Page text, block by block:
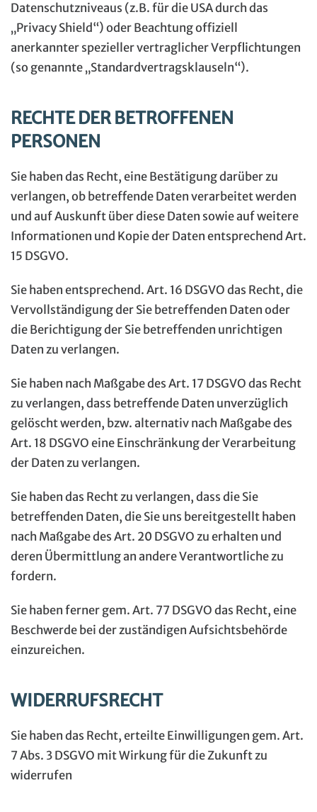
Datenschutzniveaus (z.B. für die USA durch das
„Privacy Shield“) oder Beachtung offiziell
anerkannter spezieller vertraglicher Verpflichtungen
(so genannte „Standardvertragsklauseln“).
RECHTE DER BETROFFENEN
PERSONEN
Sie haben das Recht, eine Bestätigung darüber zu
verlangen, ob betreffende Daten verarbeitet werden
und auf Auskunft über diese Daten sowie auf weitere
Informationen und Kopie der Daten entsprechend Art.
15 DSGVO.
Sie haben entsprechend. Art. 16 DSGVO das Recht, die
Vervollständigung der Sie betreffenden Daten oder
die Berichtigung der Sie betreffenden unrichtigen
Daten zu verlangen.
Sie haben nach Maßgabe des Art. 17 DSGVO das Recht
zu verlangen, dass betreffende Daten unverzüglich
gelöscht werden, bzw. alternativ nach Maßgabe des
Art. 18 DSGVO eine Einschränkung der Verarbeitung
der Daten zu verlangen.
Sie haben das Recht zu verlangen, dass die Sie
betreffenden Daten, die Sie uns bereitgestellt haben
nach Maßgabe des Art. 20 DSGVO zu erhalten und
deren Übermittlung an andere Verantwortliche zu
fordern.
Sie haben ferner gem. Art. 77 DSGVO das Recht, eine
Beschwerde bei der zuständigen Aufsichtsbehörde
einzureichen.
WIDERRUFSRECHT
Sie haben das Recht, erteilte Einwilligungen gem. Art.
7 Abs. 3 DSGVO mit Wirkung für die Zukunft zu
widerrufen